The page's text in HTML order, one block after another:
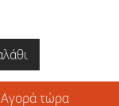
Αγορά τώρα